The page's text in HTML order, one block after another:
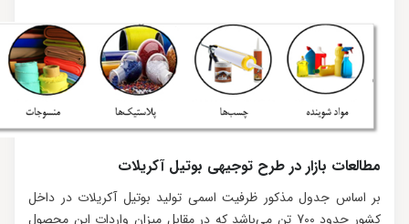
مطالعات بازار در طرح توجیهی بوتیل آکریلات
بر اساس جدول مذکور ظرفیت اسمی تولید بوتیل آکریلات در داخل
کشور حدود 700 تن می‌باشد که در مقابل میزان واردات این محصول